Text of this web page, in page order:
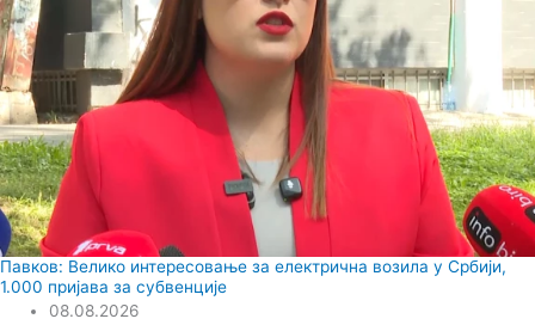
Павков: Велико интересовање за електрична возила у Србији,
1.000 пријава за субвенције
08.08.2026